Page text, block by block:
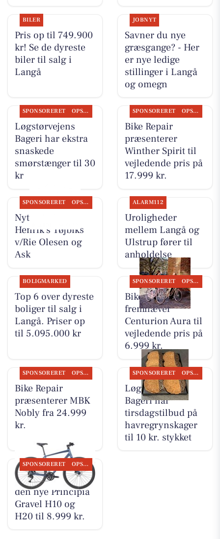
BILER
Pris op til 749.900
kr! Se de dyreste
biler til salg i
Langå
JOBNYT
Savner du nye
græsgange? - Her
er nye ledige
stillinger i Langå
og omegn
SPONSORERET OPSLAGSTAVLEN
Løgstørvejens
Bageri har ekstra
snaskede
smørstænger til 30
kr
SPONSORERET OPSLAGSTAVLEN
Bike Repair
præsenterer
Winther Spirit til
vejledende pris på
17.999 kr.
SPONSORERET OPSLAGSTAVLEN
Nyt fra Rie &
Henrik's Tøjbiks
v/Rie Olesen og
Ask
ALARM112
Uroligheder
mellem Langå og
Ulstrup fører til
anholdelse
BOLIGMARKED
Top 6 over dyreste
boliger til salg i
Langå. Priser op
til 5.095.000 kr
SPONSORERET OPSLAGSTAVLEN
Bike Repair
fremhæver
Centurion Aura til
vejledende pris på
6.999 kr.
SPONSORERET OPSLAGSTAVLEN
Bike Repair
præsenterer MBK
Nobly fra 24.999
kr.
SPONSORERET OPSLAGSTAVLEN
Løgstørvejens
Bageri har
tirsdagstilbud på
havregrynskager
til 10 kr. stykket
SPONSORERET OPSLAGSTAVLEN
Bike Repair viser
den nye Principia
Gravel H10 og
H20 til 8.999 kr.